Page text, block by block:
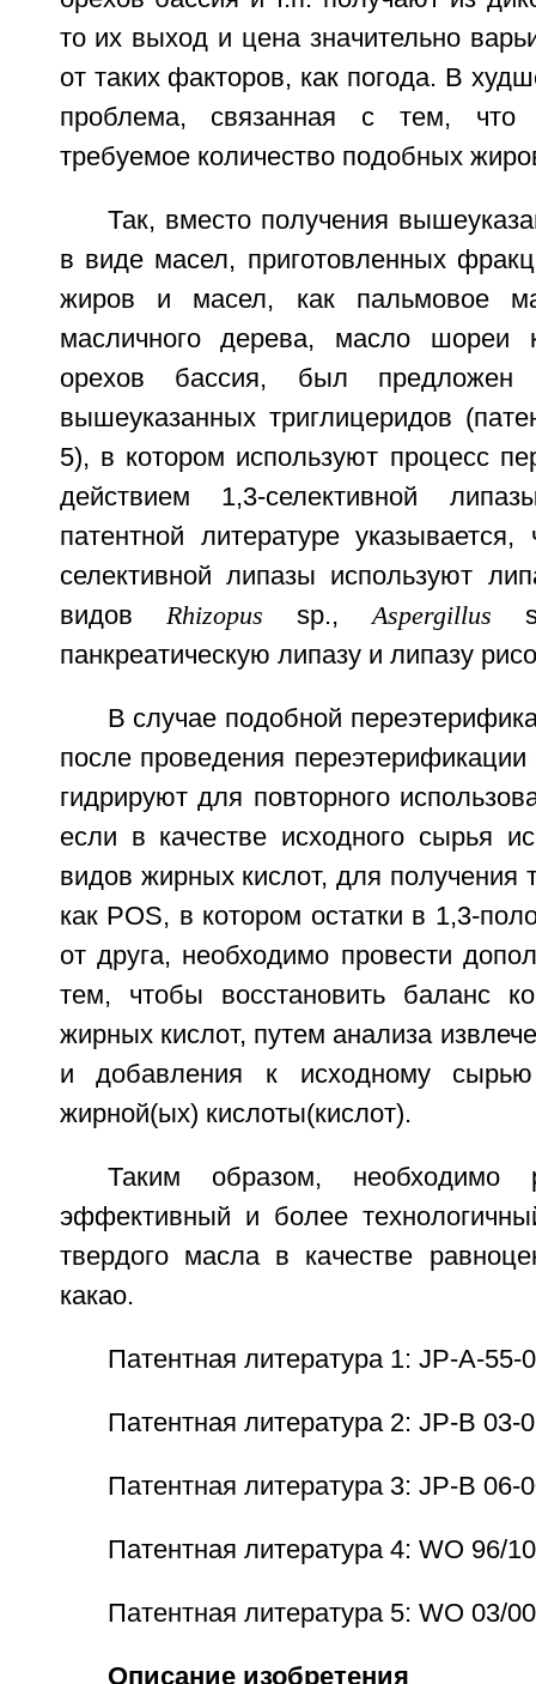
то их выход и цена значительно
от таких факторов, как погода. В
проблема, связанная с тем, что
требуемое количество подобных
Так, вместо получения
в виде масел, приготовленных
жиров и масел, как пальмовое
масличного дерева, масло шореи
орехов бассия, был предложен
вышеуказанных триглицеридов
5), в котором используют процесс
действием 1,3-селективной
патентной литературе
селективной липазы используют
видов Rhizopus sp.,Aspergillus
панкреатическую липазу и липазу
В случае подобной
после проведения
гидрируют для повторного
если в качестве исходного сырья
видов жирных кислот, для получения
как POS, в котором остатки в 1,3-
от друга, необходимо провести
тем, чтобы восстановить баланс
жирных кислот, путем анализа
и добавления к исходному сырью
жирной(ых) кислоты(кислот).
Таким образом, необходимо
эффективный и более
твердого масла в качестве
какао.
Патентная литература 1: JP-A-55-
Патентная литература 2: JP-B 03-
Патентная литература 3: JP-B 06-
Патентная литература 4: WO 96/
Патентная литература 5: WO 03/
Описание изобретения